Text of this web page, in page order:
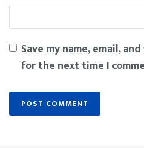
Save my name, email,
for the next time I